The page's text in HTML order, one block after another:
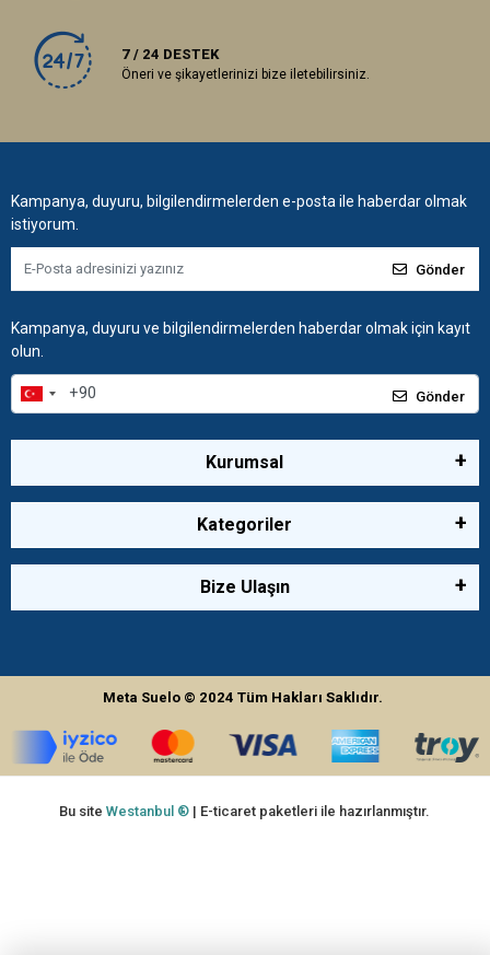
7 / 24 DESTEK
Öneri ve şikayetlerinizi bize iletebilirsiniz.
Kampanya, duyuru, bilgilendirmelerden e-posta ile haberdar olmak
istiyorum.
Gönder
Kampanya, duyuru ve bilgilendirmelerden haberdar olmak için kayıt
olun.
Gönder
Kurumsal
Kategoriler
Bize Ulaşın
Meta Suelo © 2024Tüm Hakları Saklıdır.
Bu siteWestanbul ® | E-ticaret paketleri ile hazırlanmıştır.